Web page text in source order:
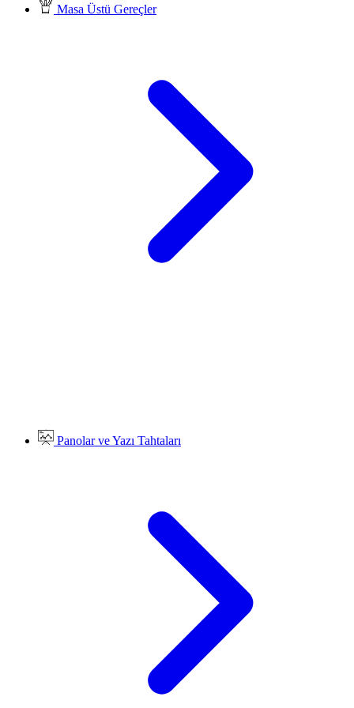
Masa Üstü Gereçler
Panolar ve Yazı Tahtaları